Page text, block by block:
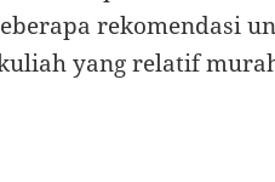
rekomendasi
yang relatif